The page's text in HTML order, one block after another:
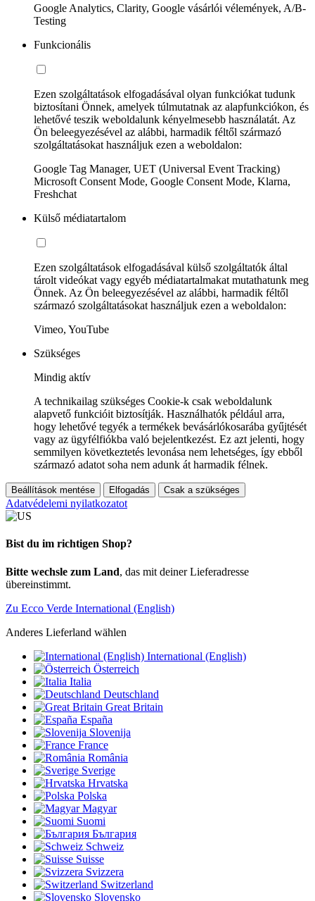
Google Analytics, Clarity, Google vásárlói vélemények, A/B-
Testing
Funkcionális
Ezen szolgáltatások elfogadásával olyan funkciókat tudunk
biztosítani Önnek, amelyek túlmutatnak az alapfunkciókon, és
lehetővé teszik weboldalunk kényelmesebb használatát. Az
Ön beleegyezésével az alábbi, harmadik féltől származó
szolgáltatásokat használjuk ezen a weboldalon:
Google Tag Manager, UET (Universal Event Tracking)
Microsoft Consent Mode, Google Consent Mode, Klarna,
Freshchat
Külső médiatartalom
Ezen szolgáltatások elfogadásával külső szolgáltatók által
tárolt videókat vagy egyéb médiatartalmakat mutathatunk meg
Önnek. Az Ön beleegyezésével az alábbi, harmadik féltől
származó szolgáltatásokat használjuk ezen a weboldalon:
Vimeo, YouTube
Szükséges
Mindig aktív
A technikailag szükséges Cookie-k csak weboldalunk
alapvető funkcióit biztosítják. Használhatók például arra,
hogy lehetővé tegyék a termékek bevásárlókosarába gyűjtését
vagy az ügyfélfiókba való bejelentkezést. Ez azt jelenti, hogy
semmilyen következtetés levonása nem lehetséges, így ebből
származó adatot soha nem adunk át harmadik félnek.
Beállítások mentése Elfogadás Csak a szükséges
Adatvédelemi nyilatkozatot
Bist du im richtigen Shop?
Bitte wechsle zum Land, das mit deiner Lieferadresse
übereinstimmt.
Zu Ecco Verde International (English)
Anderes Lieferland wählen
International (English)
Österreich
Italia
Deutschland
Great Britain
España
Slovenija
France
România
Sverige
Hrvatska
Polska
Magyar
Suomi
България
Schweiz
Suisse
Svizzera
Switzerland
Slovensko